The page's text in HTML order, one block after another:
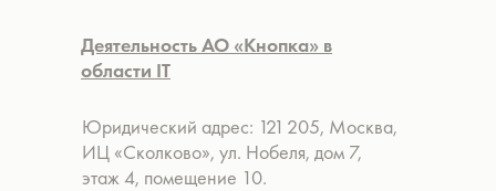
Деятельность АО «Кнопка» в
области IT
Юридический адрес: 121 205, Москва,
ИЦ «Сколково», ул. Нобеля, дом 7,
этаж 4, помещение 10.